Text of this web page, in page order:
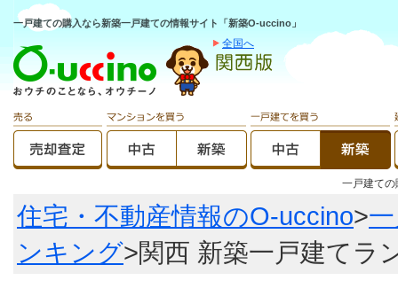
一戸建ての購入なら新築一戸建ての情報サイト「新築O-uccino」
全国へ
一戸建て
住宅・不動産情報のO-uccino>
ンキング>関西 新築一戸建てラ